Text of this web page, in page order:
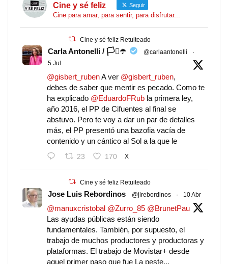
Cine y sé feliz Seguir
Cine para amar, para sentir, para disfrutar...
Cine y sé feliz Retuiteado
Carla Antonelli / 🏳️‍⚧️☂️ @carlaantonelli
·
5 Jul
@gisbert_rubenA ver @gisbert_ruben,
debes de saber que mentir es pecado. Como te
ha explicado @EduardoFRubla primera ley,
año 2016, el PP de Cifuentes al final se
abstuvo. Pero te voy a dar un par de detalles
más, el PP presentó una bazofia vacía de
contenido y un cántico al Sol a la que le
23 170 X
Cine y sé feliz Retuiteado
Jose Luis Rebordinos @jlrebordinos · 10 Abr
@manuxcristobal @Zurro_85 @BrunetPau
Las ayudas públicas están siendo
fundamentales. También, por supuesto, el
trabajo de muchos productores y productoras y
plataformas. El trabajo de Movistar+ desde
aquel primer paso que fue La peste...